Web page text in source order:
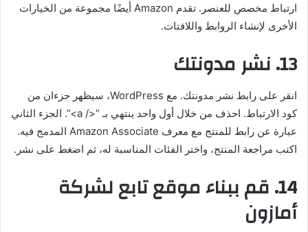
ارتباط مخصص للعنصر. تقدم Amazon أيضًا مجموعة من الخيارات
الأخرى لإنشاء الروابط واللافتات.
13. نشر مدونتك
انقر على رابط نشر مدونتك. مع WordPress، سيظهر جزءان من
كود الارتباط. احذف من خلال أول واحد ينتهي بـ “</ a>”. الجزء الثاني
عبارة عن رابط للمنتج مع معرف Amazon Associate المدمج فيه.
اكتب مراجعة المنتج، واختر الفئات المناسبة له، ثم اضغط على نشر.
14. قم ببناء موقع تابع لشركة
أمازون